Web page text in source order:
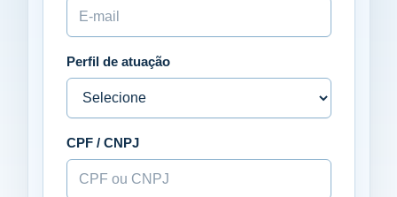
Perfil de atuação
CPF / CNPJ